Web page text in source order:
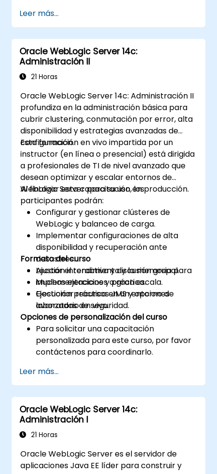
Leer más...
Oracle WebLogic Server 14c:
Administración II
21 Horas
Oracle WebLogic Server 14c: Administración II
profundiza en la administración básica para
cubrir clustering, conmutación por error, alta
disponibilidad y estrategias avanzadas de
configuración.
Esta formación en vivo impartida por un
instructor (en línea o presencial) está dirigida
a profesionales de TI de nivel avanzado que
desean optimizar y escalar entornos de
WebLogic Server para su uso en producción.
Al finalizar esta capacitación, los
participantes podrán:
Configurar y gestionar clústeres de
WebLogic y balanceo de carga.
Implementar configuraciones de alta
disponibilidad y recuperación ante
desastres.
Ajustar el rendimiento y la memoria para
implementaciones a gran escala.
Gestionar recursos JMS y opciones
avanzadas de seguridad.
Formato del curso
Lección interactiva y discusión grupal.
Muchos ejercicios y práctica.
Ejecución práctica en un entorno de
laboratorio en vivo.
Opciones de personalización del curso
Para solicitar una capacitación
personalizada para este curso, por favor
contáctenos para coordinarlo.
Leer más...
Oracle WebLogic Server 14c:
Administración I
21 Horas
Oracle WebLogic Server es el servidor de
aplicaciones Java EE líder para construir y